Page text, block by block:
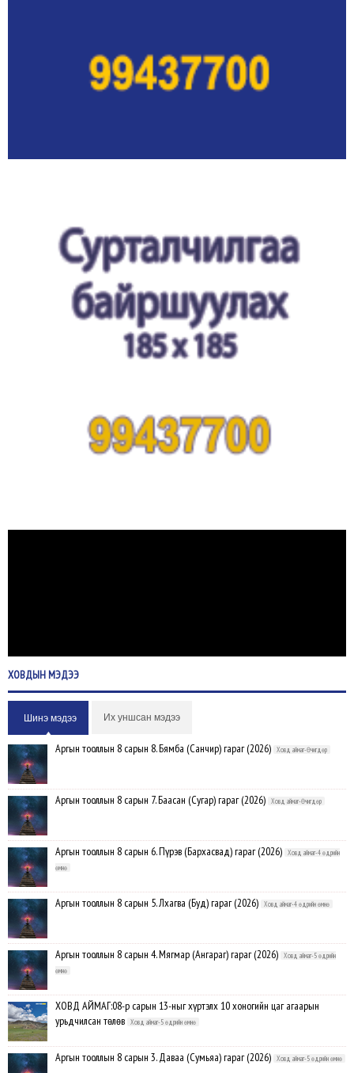
ХОВДЫНМЭДЭЭ
Шинэ мэдээ Их уншсан мэдээ
Аргын тооллын 8 сарын 8. Бямба (Санчир) гараг (2026) Ховд аймаг-Өчигдөр
Аргын тооллын 8 сарын 7. Баасан (Сугар) гараг (2026) Ховд аймаг-Өчигдөр
Аргын тооллын 8 сарын 6. Пүрэв (Бархасвад) гараг (2026)
Ховд аймаг-4 өдрийн
өмнө
Аргын тооллын 8 сарын 5. Лхагва (Буд) гараг (2026) Ховд аймаг-4 өдрийн өмнө
Аргын тооллын 8 сарын 4. Мягмар (Ангараг) гараг (2026)
Ховд аймаг-5 өдрийн
өмнө
ХОВД АЙМАГ:08-р сарын 13-ныг хүртэлх 10 хоногийн цаг агаарын
урьдчилсан төлөв
Ховд аймаг-5 өдрийн өмнө
Аргын тооллын 8 сарын 3. Даваа (Сумьяа) гараг (2026) Ховд аймаг-5 өдрийн өмнө